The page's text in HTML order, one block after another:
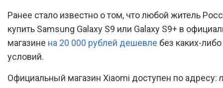
Ранее стало известно о том, что любой житель
купить Samsung Galaxy S9 или Galaxy S9+ в
магазине на 20 000 рублей дешевле без каких-
условий.
Официальный магазин Xiaomi доступен по адресу: